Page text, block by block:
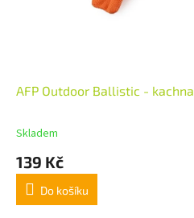
AFP Outdoor Ballistic - kachna
Skladem
139 Kč
Do košíku